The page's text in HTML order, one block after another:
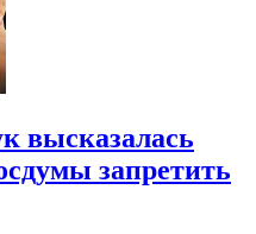
высказалась
запретить